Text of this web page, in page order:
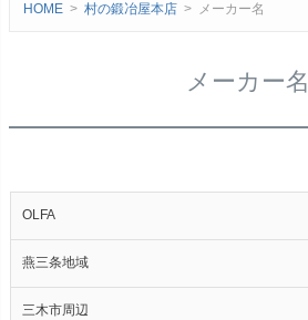
HOME 村の鍛冶屋本店 メーカー名
メーカー名
OLFA
燕三条地域
三木市周辺